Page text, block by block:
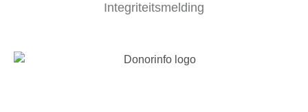
Integriteitsmelding